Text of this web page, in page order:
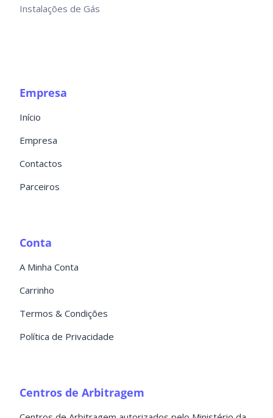
Instalações de Gás
Empresa
Início
Empresa
Contactos
Parceiros
Conta
A Minha Conta
Carrinho
Termos & Condições
Política de Privacidade
Centros de Arbitragem